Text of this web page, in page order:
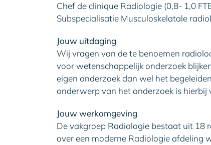
Chef de clinique Radiologie (0,8- 1,0
Subspecialisatie Musculoskelatale
Jouw uitdaging
Wij vragen van de te benoemen
voor wetenschappelijk onderzoek
eigen onderzoek dan wel het
onderwerp van het onderzoek is hierbij
Jouw werkomgeving
De vakgroep Radiologie bestaat uit 18
over een moderne Radiologie afdeling